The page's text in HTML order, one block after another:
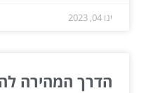
ינו 04, 2023
הדרך המהירה